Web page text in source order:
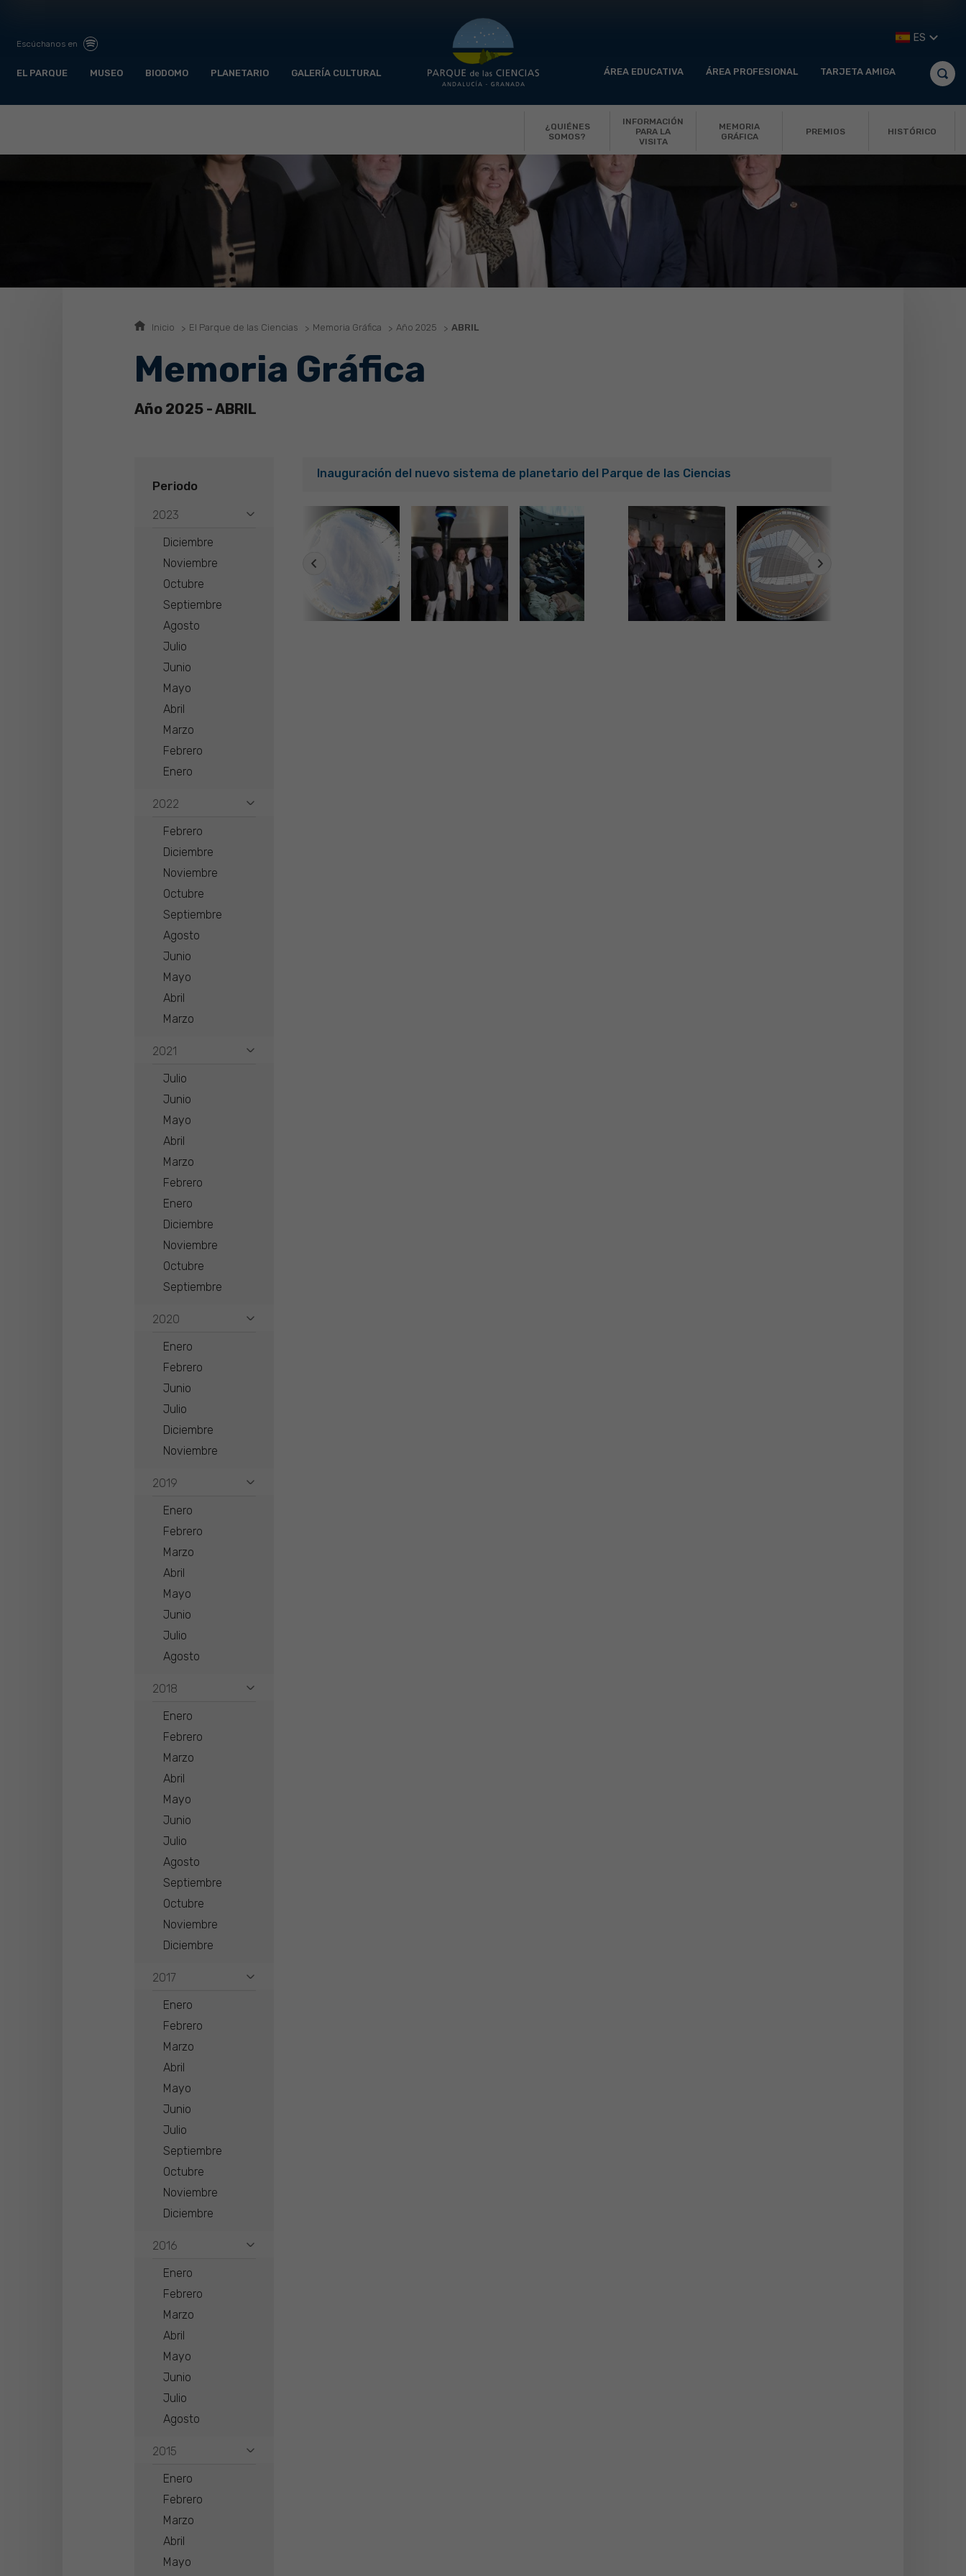
Escúchanos en
EL PARQUE MUSEO BIODOMO PLANETARIO GALERÍA CULTURAL ÁREA EDUCATIVA ÁREA PROFESIONAL TARJETA AMIGA
ES
¿QUIÉNES
SOMOS?
INFORMACIÓN
PARA LA
VISITA
MEMORIA
GRÁFICA
PREMIOS HISTÓRICO
Inicio El Parque de las Ciencias Memoria Gráfica Año 2025 ABRIL
Memoria Gráfica
Año 2025 - ABRIL
Periodo
2023
Diciembre
Noviembre
Octubre
Septiembre
Agosto
Julio
Junio
Mayo
Abril
Marzo
Febrero
Enero
2022
Febrero
Diciembre
Noviembre
Octubre
Septiembre
Agosto
Junio
Mayo
Abril
Marzo
2021
Julio
Junio
Mayo
Abril
Marzo
Febrero
Enero
Diciembre
Noviembre
Octubre
Septiembre
2020
Enero
Febrero
Junio
Julio
Diciembre
Noviembre
2019
Enero
Febrero
Marzo
Abril
Mayo
Junio
Julio
Agosto
2018
Enero
Febrero
Marzo
Abril
Mayo
Junio
Julio
Agosto
Septiembre
Octubre
Noviembre
Diciembre
2017
Enero
Febrero
Marzo
Abril
Mayo
Junio
Julio
Septiembre
Octubre
Noviembre
Diciembre
2016
Enero
Febrero
Marzo
Abril
Mayo
Junio
Julio
Agosto
2015
Enero
Febrero
Marzo
Abril
Mayo
Inauguración del nuevo sistema de planetario del Parque de las Ciencias